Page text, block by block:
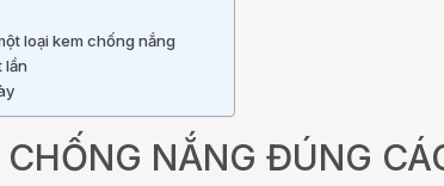
loại kem chống nắng
lần
CHỐNG NẮNG ĐÚNG